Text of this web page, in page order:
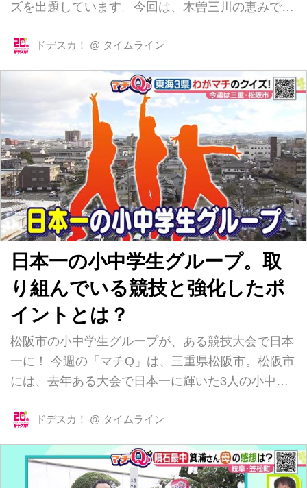
ズを出題しています。今回は、木曽三川の恵みで豊
木曽三川のきれいな水を活かして、およそ180年酒
造りを営む、愛西市鷹場町の「水谷酒造」。 これ
までは、水谷酒造の5代目水谷政夫さんが、主に一
人で酒造りを行ってきました。 実はそこに、新た
な風をもたらした人がいるんです！ 「大学の最後
の研究では、日本酒を作る酵母の研究をしていまし
た」と語るのは、去年水谷酒造に入社した、名古屋
市在住の後藤実和さん。 新卒の女性が歴史ある水
谷酒造に入社するのは初めてなんだそう...
ドデスカ！ @ タイムライン
日本一の小中学生グループ。取
り組んでいる競技と強化したポ
イントとは？
松阪市の小中学生グループが、ある競技大会で日本
一に！ 今週の「マチQ」は、三重県松阪市。松阪市
には、去年ある大会で日本一に輝いた3人の小中学
は、エアロビクス！踊っているのは市内の小中学校
2）、そして西村梨央さん（小6）のチーム「AK
Aero Challenger」。週に3回、市内のダンス教室に
ドデスカ！ @ タイムライン